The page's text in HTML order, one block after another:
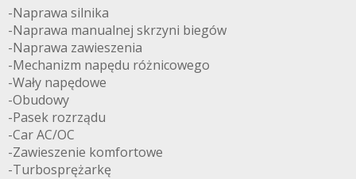
-Naprawa silnika
-Naprawa manualnej skrzyni biegów
-Naprawa zawieszenia
-Mechanizm napędu różnicowego
-Wały napędowe
-Obudowy
-Pasek rozrządu
-Car AC/OC
-Zawieszenie komfortowe
-Turbosprężarkę